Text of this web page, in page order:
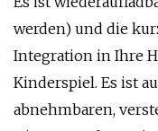
werden) und die
Integration in Ihre
Kinderspiel. Es ist
abnehmbaren,